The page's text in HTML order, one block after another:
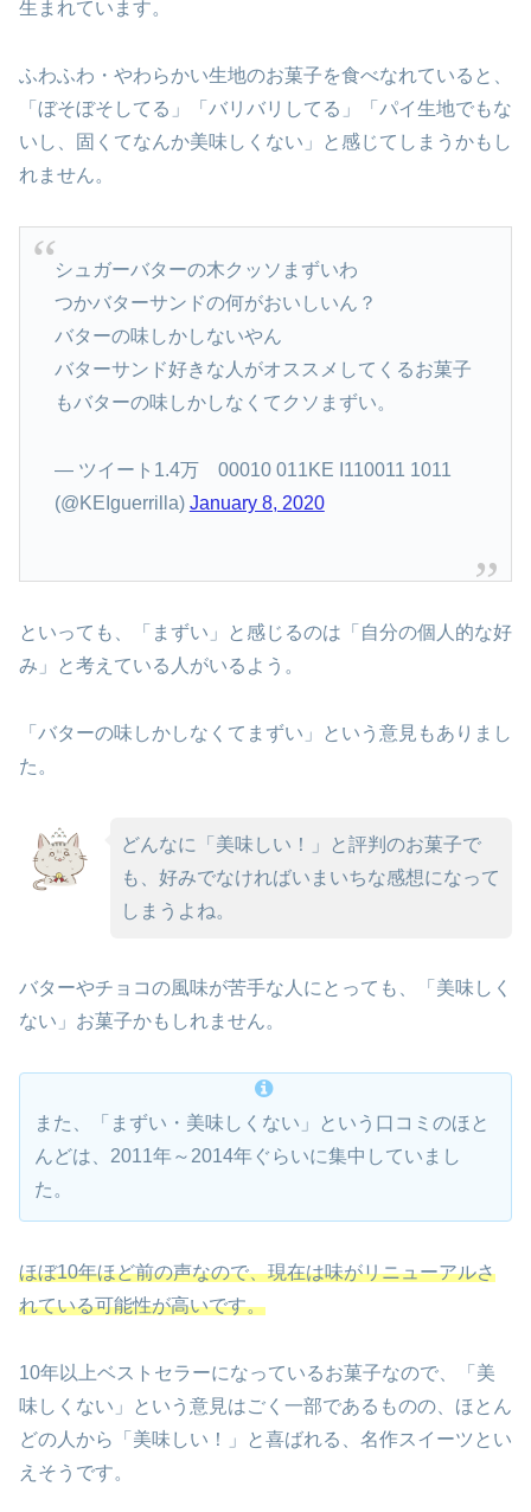
生まれています。
ふわふわ・やわらかい生地のお菓子を食べなれていると、
「ぼそぼそしてる」「バリバリしてる」「パイ生地でもな
いし、固くてなんか美味しくない」と感じてしまうかもし
れません。
シュガーバターの木クッソまずいわ
つかバターサンドの何がおいしいん？
バターの味しかしないやん
バターサンド好きな人がオススメしてくるお菓子
もバターの味しかしなくてクソまずい。
— ツイート1.4万 00010 011KE I110011 1011
(@KEIguerrilla) January 8, 2020
といっても、「まずい」と感じるのは「自分の個人的な好
み」と考えている人がいるよう。
「バターの味しかしなくてまずい」という意見もありまし
た。
どんなに「美味しい！」と評判のお菓子で
も、好みでなければいまいちな感想になって
しまうよね。
バターやチョコの風味が苦手な人にとっても、「美味しく
ない」お菓子かもしれません。
また、「まずい・美味しくない」という口コミのほと
んどは、2011年～2014年ぐらいに集中していまし
た。
ほぼ10年ほど前の声なので、現在は味がリニューアルさ
れている可能性が高いです。
10年以上ベストセラーになっているお菓子なので、「美
味しくない」という意見はごく一部であるものの、ほとん
どの人から「美味しい！」と喜ばれる、名作スイーツとい
えそうです。